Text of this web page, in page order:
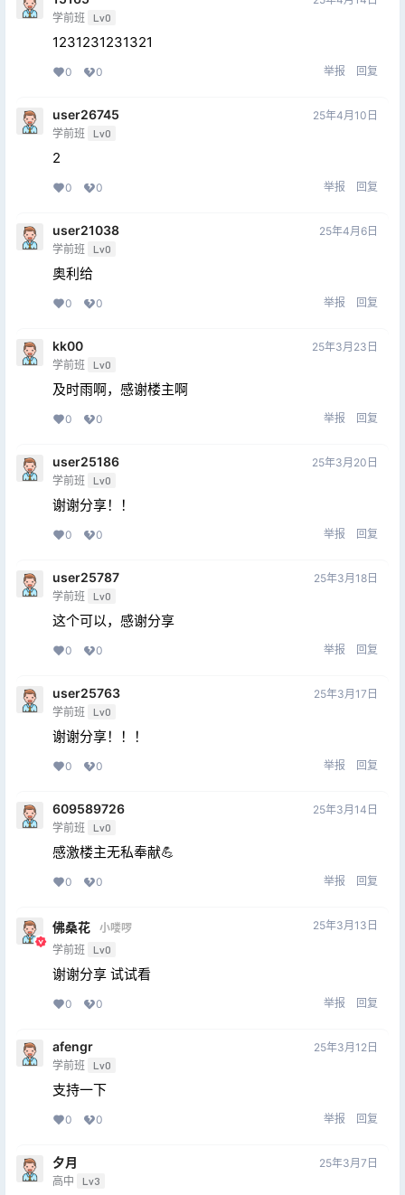
学前班 Lv0
1231231231321
0 0 举报 回复
user26745
学前班 Lv0
25年4月10日
2
0 0 举报 回复
user21038
学前班 Lv0
25年4月6日
奥利给
0 0 举报 回复
kk00
学前班 Lv0
25年3月23日
及时雨啊，感谢楼主啊
0 0 举报 回复
user25186
学前班 Lv0
25年3月20日
谢谢分享！！
0 0 举报 回复
user25787
学前班 Lv0
25年3月18日
这个可以，感谢分享
0 0 举报 回复
user25763
学前班 Lv0
25年3月17日
谢谢分享！！！
0 0 举报 回复
609589726
学前班 Lv0
25年3月14日
感激楼主无私奉献💪
0 0 举报 回复
佛桑花
小喽啰
学前班 Lv0
25年3月13日
谢谢分享 试试看
0 0 举报 回复
afengr
学前班 Lv0
25年3月12日
支持一下
0 0 举报 回复
夕月
高中 Lv3
25年3月7日